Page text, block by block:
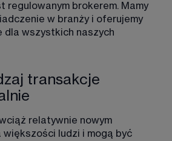
regulowanym brokerem. Mamy
w branży i oferujemy
dla wszystkich naszych
transakcje
relatywnie nowym
większości ludzi i mogą być